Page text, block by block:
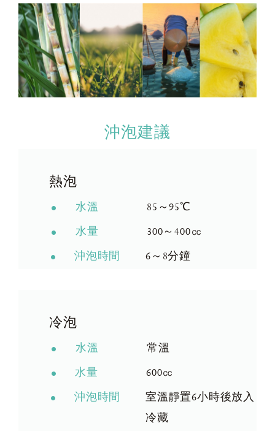
沖泡建議
熱泡
水溫
85～95℃
水量
300～400㏄
沖泡時間
6～8分鐘
冷泡
水溫
常溫
水量
600㏄
沖泡時間
室溫靜置6小時後放入
冷藏